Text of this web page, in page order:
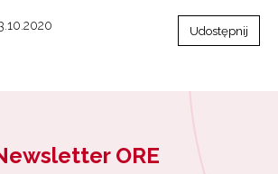
Udostępnij
ORE